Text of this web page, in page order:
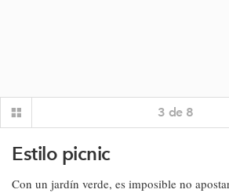
3 de 8
Estilo picnic
Con un jardín verde, es imposible no